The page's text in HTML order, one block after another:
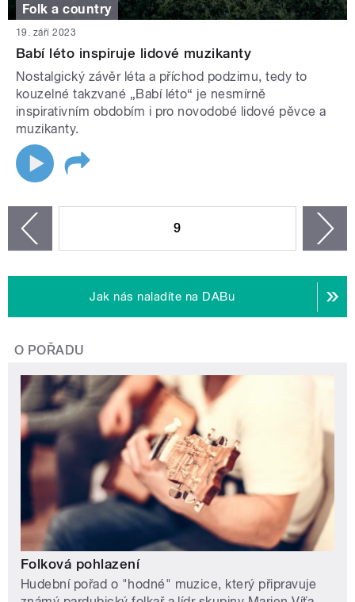
Folk a country
19. září 2023
Babí léto inspiruje lidové muzikanty
Nostalgický závěr léta a příchod podzimu, tedy to
kouzelné takzvané „Babí léto“ je nesmírně
inspirativním obdobím i pro novodobé lidové pěvce a
muzikanty.
9
Jak nás naladíte na DABu
O POŘADU
Folková pohlazení
Hudební pořad o "hodné" muzice, který připravuje